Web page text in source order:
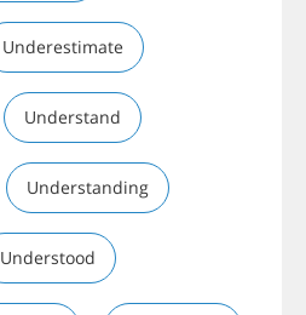
Underestimate
Understand
Understanding
Understood